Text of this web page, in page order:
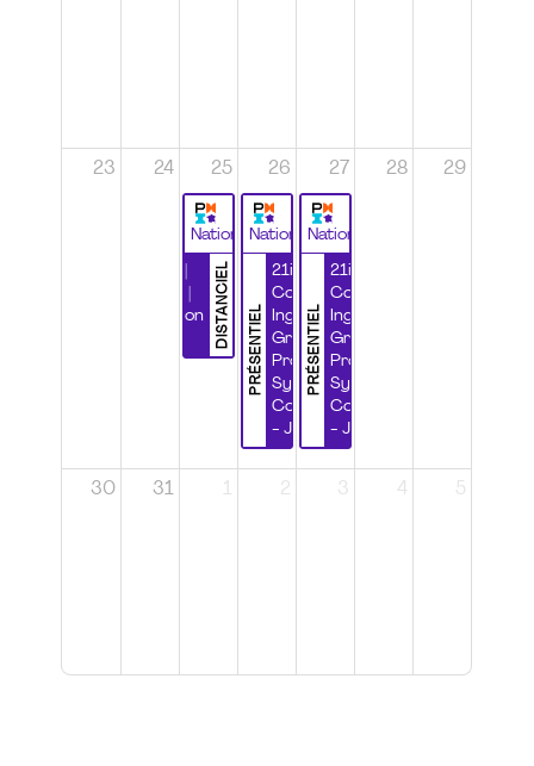
23 24 25
National
DISTANCIEL
Certification
26
National
PRÉSENTIEL
21ième
Congrès
Ingénierie
Grands
Projets et
Systèmes
Complexes
- Jour 1
27
National
PRÉSENTIEL
21ième
Congrès
Ingénierie
Grands
Projets et
Systèmes
Complexes
- Jour 2
28 29
30 31 1 2 3 4 5